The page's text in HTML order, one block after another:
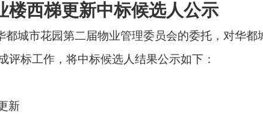
楼西梯更新中标候选人公示
都城市花园第二届物业管理委员会的委托，对华都
评标工作，将中标候选人结果公示如下：
新